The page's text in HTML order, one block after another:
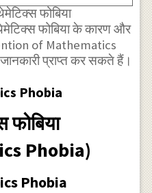
फोबिया
फोबिया के कारण और
of Mathematics
प्राप्त कर सकते हैं।
Phobia
Phobia)
Phobia